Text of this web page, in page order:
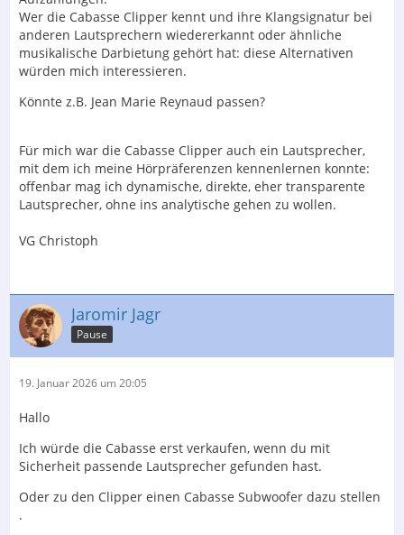
Wer die Cabasse Clipper kennt und ihre Klangsignatur bei
anderen Lautsprechern wiedererkannt oder ähnliche
musikalische Darbietung gehört hat: diese Alternativen
würden mich interessieren.
Könnte z.B. Jean Marie Reynaud passen?
Für mich war die Cabasse Clipper auch ein Lautsprecher,
mit dem ich meine Hörpräferenzen kennenlernen konnte:
offenbar mag ich dynamische, direkte, eher transparente
Lautsprecher, ohne ins analytische gehen zu wollen.
VG Christoph
Jaromir Jagr
Pause
19. Januar 2026 um 20:05
Hallo
Ich würde die Cabasse erst verkaufen, wenn du mit
Sicherheit passende Lautsprecher gefunden hast.
Oder zu den Clipper einen Cabasse Subwoofer dazu stellen
.